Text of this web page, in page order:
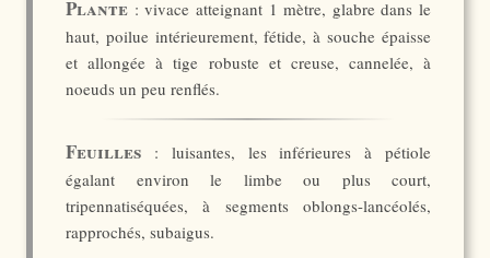
Plante : vivace atteignant 1 mètre, glabre dans le
haut, poilue intérieurement, fétide, à souche épaisse
et allongée à tige robuste et creuse, cannelée, à
noeuds un peu renflés.
Feuilles : luisantes, les inférieures à pétiole
égalant environ le limbe ou plus court,
tripennatiséquées, à segments oblongs-lancéolés,
rapprochés, subaigus.